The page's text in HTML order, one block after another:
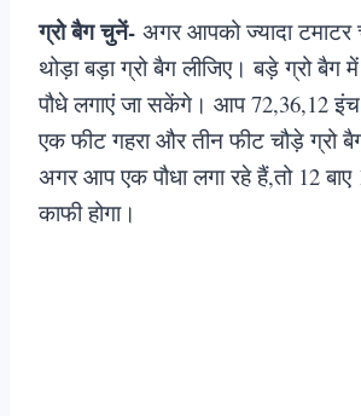
ग्रो बैग चुनें- अगर आपको ज्यादा टमाटर
थोड़ा बड़ा ग्रो बैग लीजिए। बड़े ग्रो बैग
पौधे लगाएं जा सकेंगे। आप 72,36,12 इंच
एक फीट गहरा और तीन फीट चौड़े ग्रो
अगर आप एक पौधा लगा रहे हैं,तो 12 बाए
काफी होगा।